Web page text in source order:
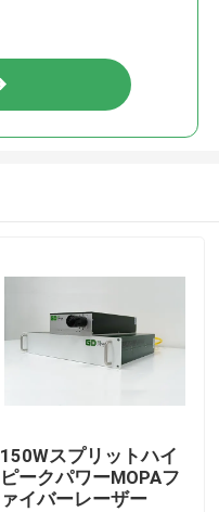
150Wスプリットハイ
ピークパワーMOPAフ
ァイバーレーザー